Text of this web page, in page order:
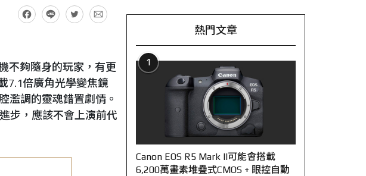
不夠隨身的玩家，有更
7.1倍廣角光學變焦鏡
濫調的靈魂錯置劇情。
步，應該不會上演前代
熱門文章
1
Canon EOS R5 Mark II可能會搭載
6,200萬畫素堆疊式CMOS + 眼控自動